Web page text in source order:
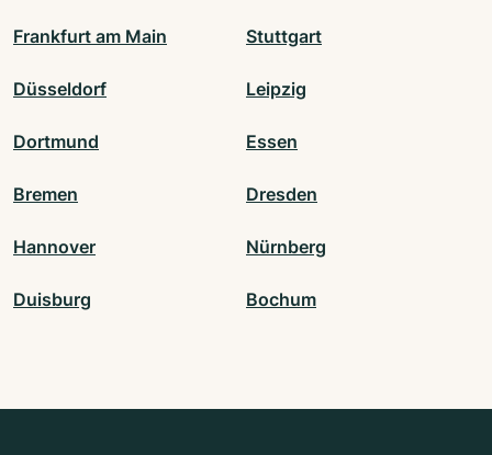
Frankfurt am Main Stuttgart
Düsseldorf Leipzig
Dortmund Essen
Bremen Dresden
Hannover Nürnberg
Duisburg Bochum